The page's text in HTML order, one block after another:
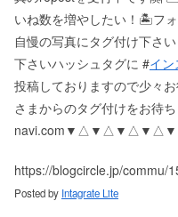
いね数を増やしたい！ 🏝フ
自慢の写真にタグ付け下さ
下さい️ ハッシュタグに #イン
投稿しておりますので少々
さまからのタグ付けをお待
navi.com
https://blogcircle.jp/commu/
Posted by Intagrate Lite